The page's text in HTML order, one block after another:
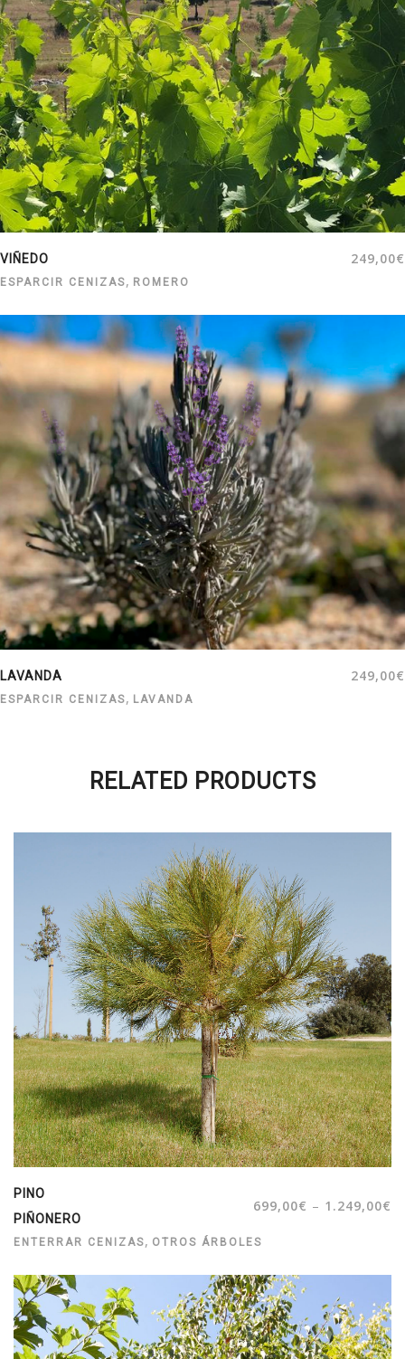
VIÑEDO 249,00€
ESPARCIR CENIZAS, ROMERO
LAVANDA 249,00€
ESPARCIR CENIZAS, LAVANDA
RELATED PRODUCTS
PINO
PIÑONERO
699,00€ – 1.249,00€
ENTERRAR CENIZAS, OTROS ÁRBOLES